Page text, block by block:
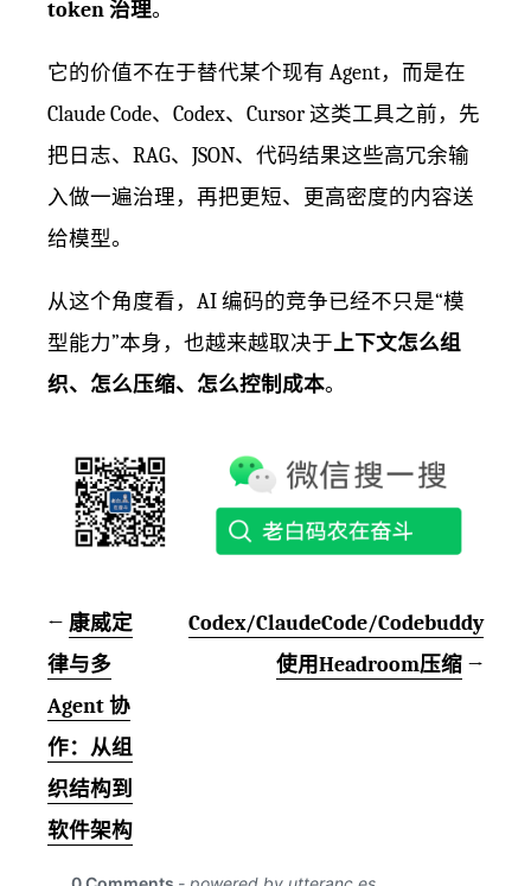
token 治理。
它的价值不在于替代某个现有 Agent，而是在
Claude Code、Codex、Cursor 这类工具之前，先
把日志、RAG、JSON、代码结果这些高冗余输
入做一遍治理，再把更短、更高密度的内容送
给模型。
从这个角度看，AI 编码的竞争已经不只是“模
型能力”本身，也越来越取决于 上下文怎么组
织、怎么压缩、怎么控制成本。
← 康威定
律与多
Agent 协
作：从组
织结构到
软件架构
Codex/ClaudeCode/Codebuddy
使用Headroom压缩 →